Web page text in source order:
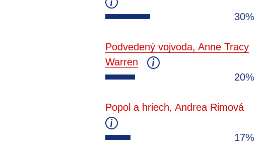
30%
Podvedený vojvoda, Anne Tracy
Warren
20%
Popol a hriech, Andrea Rimová
17%